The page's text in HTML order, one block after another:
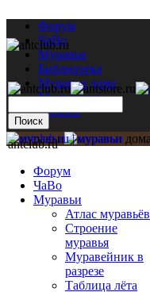
Форум
ЧаВо
Муравьи
Библиотека
Муравьи дома
Мастерская
Каталог
antclub.ru
Форум
ЧаВо
Муравьи
Атлас муравьёв
Строение
муравья
Муравейник в
разрезе
Таблица лёта